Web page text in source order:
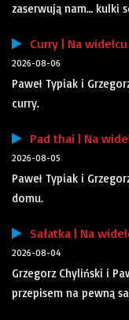
zaserwują nam… kulki
Curry | Na widelcu
2026-08-06
Paweł Typiak i
curry.
Pad thai | Na
2026-08-05
Paweł Typiak i
domu.
Sałatka | Na
2026-08-04
Grzegorz Chyliński i
przepisem na pewną